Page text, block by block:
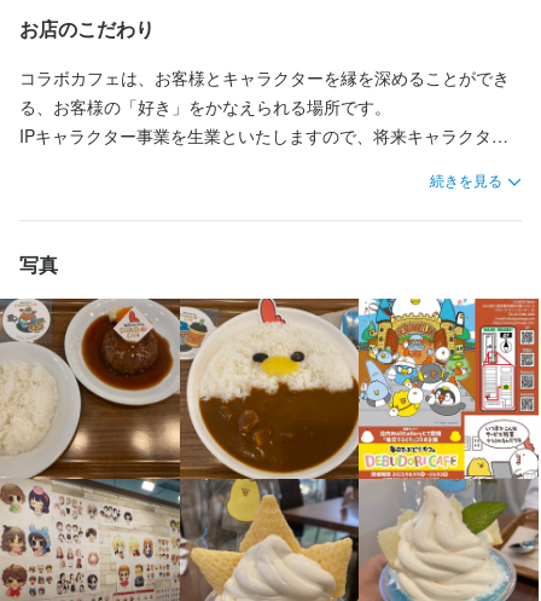
掃、展示物の展示、展示関連の商品販売など）
研修期間有り
お店のこだわり
コラボカフェは、お客様とキャラクターを縁を深めることができ
る、お客様の「好き」をかなえられる場所です。
IPキャラクター事業を生業といたしますので、将来キャラクター
続きを見る
写真
休日・休暇
基本曜日固定制（1か月前までの申請で固定曜日の振替も適宜対
応）
年末年始休暇あり
待遇
・契約期間：面接時に相談
・受動喫煙防止措置：屋内原則禁煙
・休憩設備：休憩室なしの為、手洗いや休憩発生時は店外推奨。
・社員割引：レギュラーメニューに限り40％割引
制服貸与 研修制度あり 髪型自由 ピアスOK
特徴
学歴不問 未経験者歓迎 フリーター歓迎 大学生歓迎
留学生歓迎
主婦・主夫歓迎
シニア・ミドル活躍中 女性活躍中
ブランクOK
駅チカ(徒歩5分以内)
個人経営(2店舗以内) 小さなお店(20席未満)
面接1回
即日勤務OK
【日曜日ご勤務の方：積極的に募集中！】
残業月20時間以下
転勤なし 長期勤務歓迎 週2日からOK
週4日以上OK
固定シフト制(決まった時間・曜日に働ける)
基本曜日固定制（1か月前までの申請で固定曜日の振替も適宜対
月8日以上休みあり
年末年始休暇あり
待遇
・契約期間：面接時に相談
・受動喫煙防止措置：屋内原則禁煙
・休憩設備：休憩室なしの為、手洗いや休憩発生時は店外推奨。
・社員割引：レギュラーメニューに限り40％割引
制服貸与 研修制度あり 髪型自由 服装自由 ピアスOK